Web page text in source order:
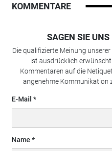
KOMMENTARE
SAGEN SIE
Die qualifizierte Meinung
ist ausdrücklich
Kommentaren auf die
angenehme Kommunikation
E-Mail
Name